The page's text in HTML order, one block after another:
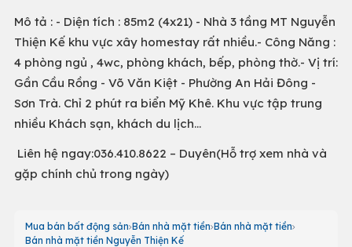
Mô tả : - Diện tích : 85m2 (4x21) - Nhà 3 tầng MT Nguyễn
Thiện Kế khu vực xây homestay rất nhiều.- Công Năng :
4 phòng ngủ , 4wc, phòng khách, bếp, phòng thờ.- Vị trí:
Gần Cầu Rồng - Võ Văn Kiệt - Phường An Hải Đông -
Sơn Trà. Chỉ 2 phút ra biển Mỹ Khê. Khu vực tập trung
nhiều Khách sạn, khách du lịch...
Liên hệ ngay:036.410.8622 – Duyên(Hỗ trợ xem nhà và
gặp chính chủ trong ngày)
Mua bán bất động sản Bán nhà mặt tiền Bán nhà mặt tiền
Bán nhà mặt tiền Nguyễn Thiện Kế